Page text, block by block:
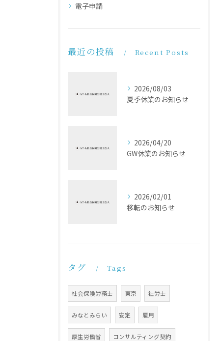
電子申請
最近の投稿 Recent Posts
2026/08/03
夏季休業のお知らせ
2026/04/20
GW休業のお知らせ
2026/02/01
移転のお知らせ
タグ Tags
社会保険労務士 東京 社労士
みなとみらい 安定 雇用
厚生労働省 コンサルティング契約